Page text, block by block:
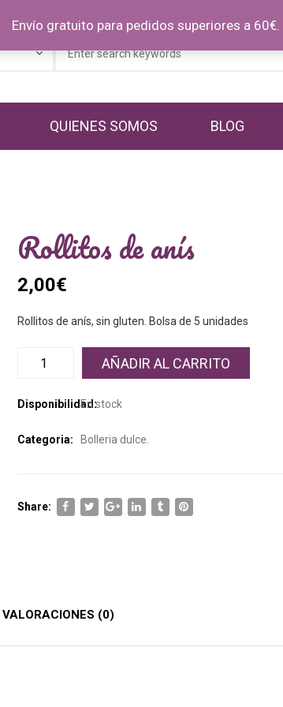
QUIENES SOMOS BLOG
Rollitos de anís
2,00€
Rollitos de anís, sin gluten. Bolsa de 5 unidades
AÑADIR AL CARRITO
Disponibilidad:En stock
Categoria: Bolleria dulce
Share:
VALORACIONES (0)
Envío gratuito para pedidos superiores a 60€.